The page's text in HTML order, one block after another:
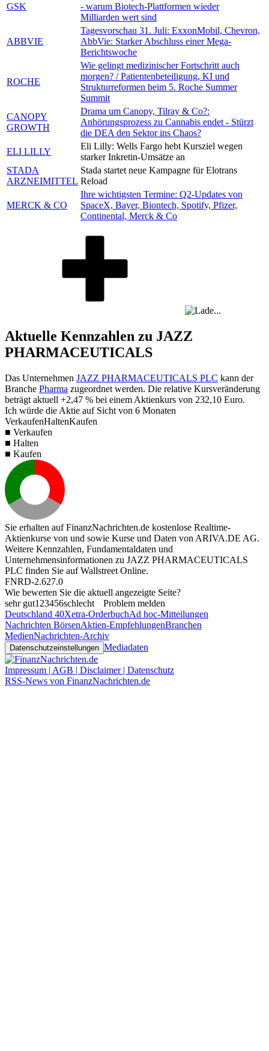
GSK
- warum Biotech-Plattformen wieder
Milliarden wert sind
ABBVIE
Tagesvorschau 31. Juli: ExxonMobil, Chevron,
AbbVie: Starker Abschluss einer Mega-
Berichtswoche
ROCHE
Wie gelingt medizinischer Fortschritt auch
morgen? / Patientenbeteiligung, KI und
Strukturreformen beim 5. Roche Summer
Summit
CANOPY
GROWTH
Drama um Canopy, Tilray & Co?:
Anhörungsprozess zu Cannabis endet - Stürzt
die DEA den Sektor ins Chaos?
ELI LILLY
Eli Lilly: Wells Fargo hebt Kursziel wegen
starker Inkretin-Umsätze an
STADA
ARZNEIMITTEL
Stada startet neue Kampagne für Elotrans
Reload
MERCK & CO
Ihre wichtigsten Termine: Q2-Updates von
SpaceX, Bayer, Biontech, Spotify, Pfizer,
Continental, Merck & Co
Aktuelle Kennzahlen zu JAZZ
PHARMACEUTICALS
Das Unternehmen JAZZ PHARMACEUTICALS PLC kann der
Branche Pharma zugeordnet werden. Die relative Kursveränderung
beträgt aktuell +2,47 % bei einem Aktienkurs von 232,10 Euro.
Ich würde die Aktie auf Sicht von 6 Monaten
VerkaufenHaltenKaufen
■ Verkaufen
■ Halten
■ Kaufen
Sie erhalten auf FinanzNachrichten.de kostenlose Realtime-
Aktienkurse von und sowie Kurse und Daten von ARIVA.DE AG.
Weitere Kennzahlen, Fundamentaldaten und
Unternehmensinformationen zu JAZZ PHARMACEUTICALS
PLC finden Sie aufWallstreet Online.
FNRD-2.627.0
Wie bewerten Sie die aktuell angezeigte Seite?
sehr gut1 23456schlecht
Problem melden
Deutschland 40Xetra-OrderbuchAd hoc-Mitteilungen
Nachrichten BörsenAktien-EmpfehlungenBranchen
MedienNachrichten-Archiv
Datenschutzeinstellungen Mediadaten
Impressum | AGB | Disclaimer | Datenschutz
RSS-News von FinanzNachrichten.de